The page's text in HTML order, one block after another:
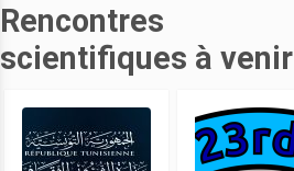
Rencontres
scientifiques à venir